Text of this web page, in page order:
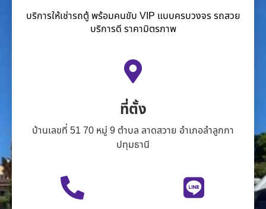
บริการให้เช่ารถตู้ พร้อมคนขับ VIP แบบครบวงจร รถสวย
บริการดี ราคามิตรภาพ
ที่ตั้ง
บ้านเลขที่ 51 70 หมู่ 9 ตำบล ลาดสวาย อำเภอลำลูกกา
ปทุมธานี